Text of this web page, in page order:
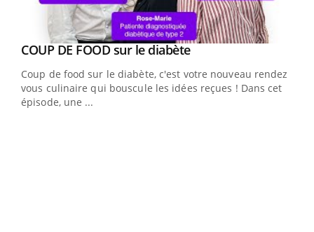
Youtube
COUP DE FOOD sur le diabèteYoutube
Coup de food sur le diabète, c'est votre nouveau rendez-
vous culinaire qui bouscule les idées reçues ! Dans cet
épisode, une ...